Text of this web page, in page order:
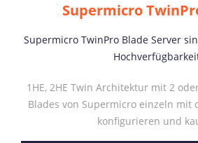
Supermicro
Supermicro TwinPro Blade Server
1HE, 2HE Twin Architektur mit 2
Blades von Supermicro einzeln mit
konfigurieren und